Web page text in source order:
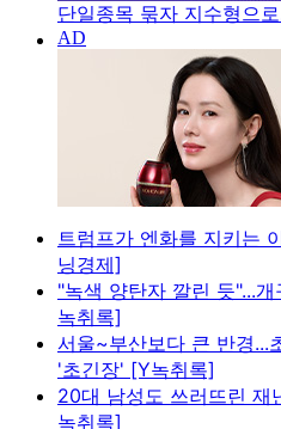
단일종목 묶자 지수형으
트럼프가 엔화를 지키는
닝경제]
"녹색 양탄자 깔린 듯"...
녹취록]
서울~부산보다 큰 반경...
'초긴장' [Y녹취록]
20대 남성도 쓰러뜨린 재
녹취록]